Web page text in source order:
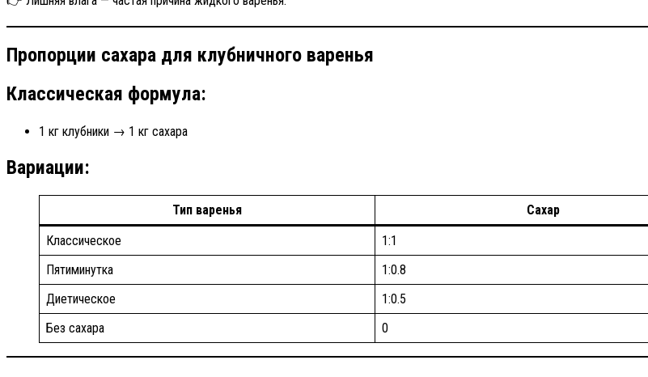
Пропорции сахара для клубничного варенья
Классическая формула:
1 кг клубники → 1 кг сахара
Вариации:
Тип варенья Сахар
Классическое
1:1
Пятиминутка
1:0.8
Диетическое
1:0.5
Без сахара
0